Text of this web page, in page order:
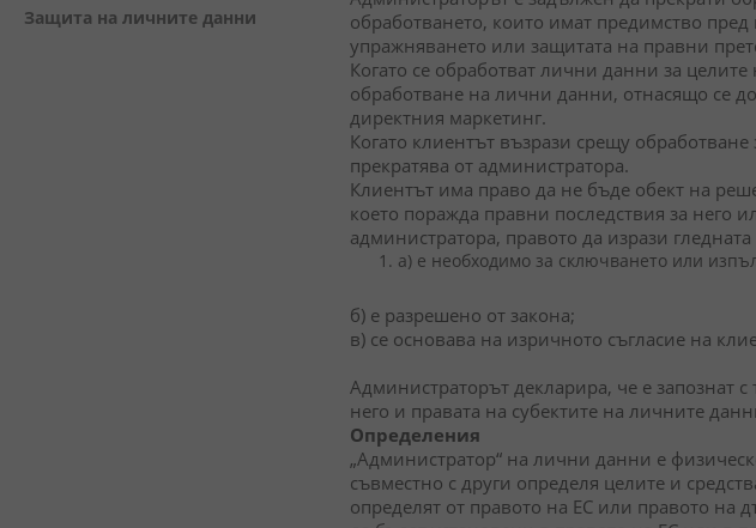
обработването, които имат предимство
упражняването или защитата на правни
Когато се обработват лични данни за
обработване на лични данни, отнасящо се
директния маркетинг.
Когато клиентът възрази срещу
прекратява от администратора.
Клиентът има право да не бъде обект на
което поражда правни последствия за него
администратора, правото да изрази
a) е необходимо за сключването или
б) е разрешено от закона;
в) се основава на изричното съгласие на
Администраторът декларира, че е запознат
него и правата на субектите на личните
Определения
„Администратор“ на лични данни е
съвместно с други определя целите и
определят от правото на ЕС или правото на
Защита на личните данни